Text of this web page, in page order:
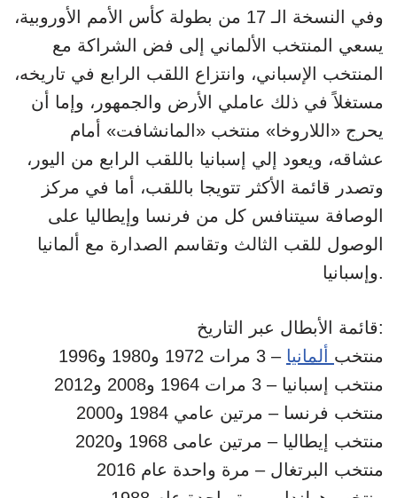
وفي النسخة الـ 17 من بطولة كأس الأمم الأوروبية،
يسعي المنتخب الألماني إلى فض الشراكة مع
المنتخب الإسباني، وانتزاع اللقب الرابع في تاريخه،
مستغلاً في ذلك عاملي الأرض والجمهور، وإما أن
يحرج «اللاروخا» منتخب «المانشافت» أمام
عشاقه، ويعود إلي إسبانيا باللقب الرابع من اليور،
وتصدر قائمة الأكثر تتويجا باللقب، أما في مركز
الوصافة سيتنافس كل من فرنسا وإيطاليا على
الوصول للقب الثالث وتقاسم الصدارة مع ألمانيا
وإسبانيا.
قائمة الأبطال عبر التاريخ:
منتخب ألمانيا – 3 مرات 1972 و1980 و1996
منتخب إسبانيا – 3 مرات 1964 و2008 و2012
منتخب فرنسا – مرتين عامي 1984 و2000
منتخب إيطاليا – مرتين عامى 1968 و2020
منتخب البرتغال – مرة واحدة عام 2016